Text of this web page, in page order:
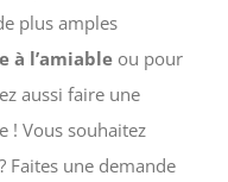
plus amples
à l’amiable ou pour
aussi faire une
! Vous souhaitez
Faites une demande